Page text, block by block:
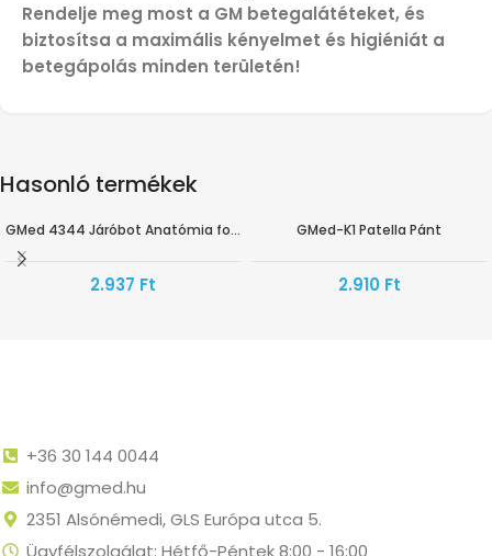
Rendelje meg most a GM betegalátéteket, és
biztosítsa a maximális kényelmet és higiéniát a
betegápolás minden területén!
Hasonló termékek
GMed 4344 Járóbot Anatómia fogantyúval, teleszkóppal
2.937 Ft
GMed-K1 Patella Pánt
2.910 Ft
+36 30 144 0044
info@gmed.hu
2351 Alsónémedi, GLS Európa utca 5.
Ügyfélszolgálat: Hétfő-Péntek 8:00 - 16:00